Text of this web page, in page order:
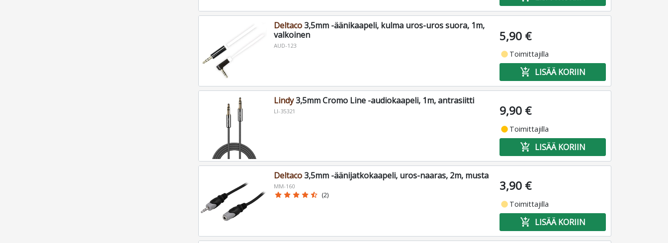
Deltaco3,5mm -äänikaapeli, kulma uros-uros suora, 1m,
valkoinen
AUD-123
5,90 €
fiber_manual_record Toimittajilla
add_shopping_cart LISÄÄ KORIIN
Lindy3,5mm Cromo Line -audiokaapeli, 1m, antrasiitti
LI-35321 9,90 €
fiber_manual_record Toimittajilla
add_shopping_cart LISÄÄ KORIIN
Deltaco3,5mm -äänijatkokaapeli, uros-naaras, 2m, musta
MM-160
star star star star star_half (2)
3,90 €
fiber_manual_record Toimittajilla
add_shopping_cart LISÄÄ KORIIN